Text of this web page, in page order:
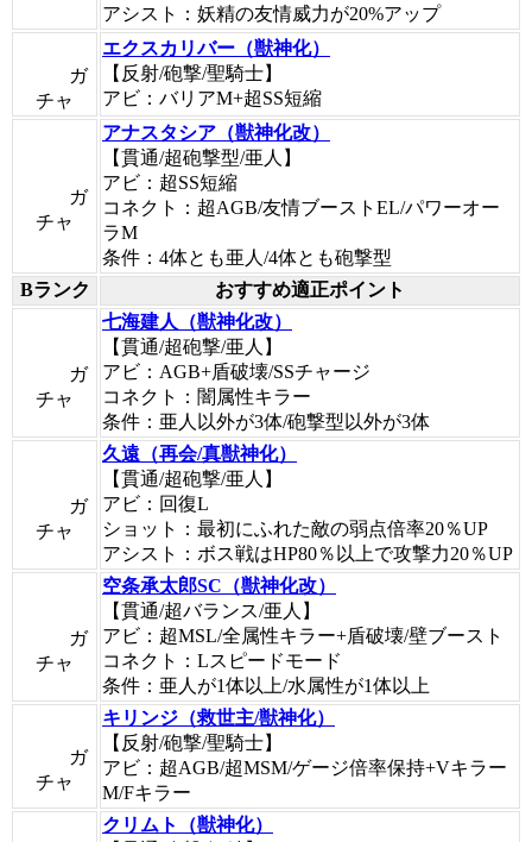
アシスト：妖精の友情威力が20%アップ
ガ
チャ
エクスカリバー（獣神化）
【反射/砲撃/聖騎士】
アビ：バリアM+超SS短縮
ガ
チャ
アナスタシア（獣神化改）
【貫通/超砲撃型/亜人】
アビ：超SS短縮
コネクト：超AGB/友情ブーストEL/パワーオー
ラM
条件：4体とも亜人/4体とも砲撃型
Bランク
おすすめ適正ポイント
ガ
チャ
七海建人（獣神化改）
【貫通/超砲撃/亜人】
アビ：AGB+盾破壊/SSチャージ
コネクト：闇属性キラー
条件：亜人以外が3体/砲撃型以外が3体
ガ
チャ
久遠（再会/真獣神化）
【貫通/超砲撃/亜人】
アビ：回復L
ショット：最初にふれた敵の弱点倍率20％UP
アシスト：ボス戦はHP80％以上で攻撃力20％UP
ガ
チャ
空条承太郎SC（獣神化改）
【貫通/超バランス/亜人】
アビ：超MSL/全属性キラー+盾破壊/壁ブースト
コネクト：Lスピードモード
条件：亜人が1体以上/水属性が1体以上
ガ
チャ
キリンジ（救世主/獣神化）
【反射/砲撃/聖騎士】
アビ：超AGB/超MSM/ゲージ倍率保持+Vキラー
M/Fキラー
クリムト（獣神化）